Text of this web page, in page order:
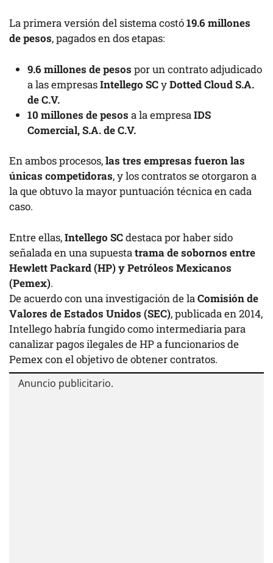
La primera versión del sistema costó19.6 millones
de pesos, pagados en dos etapas:
9.6 millones de pesos por un contrato adjudicado
a las empresasIntellego SCyDotted Cloud S.A.
de C.V.
10 millones de pesos a la empresa IDS
Comercial, S.A. de C.V.
En ambos procesos,las tres empresas fueron las
únicas competidoras, y los contratos se otorgaron a
la que obtuvo la mayor puntuación técnica en cada
caso.
Entre ellas,Intellego SCdestaca por haber sido
señalada en una supuesta trama de sobornos entre
Hewlett Packard (HP) y Petróleos Mexicanos
(Pemex).
De acuerdo con una investigación de la Comisión de
Valores de Estados Unidos (SEC), publicada en 2014,
Intellego habría fungido como intermediaria para
canalizar pagos ilegales de HP a funcionarios de
Pemex con el objetivo de obtener contratos.